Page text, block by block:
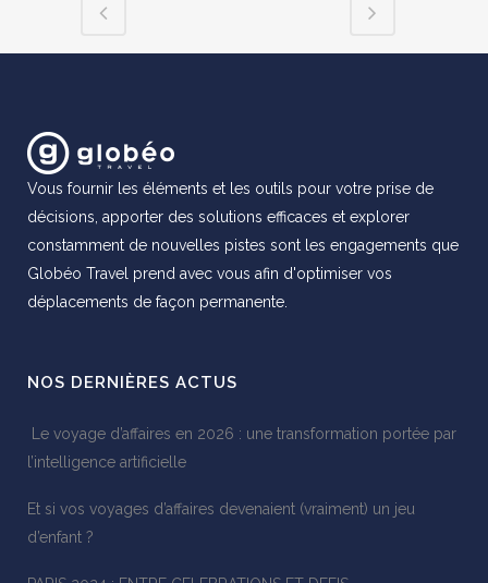
Vous fournir les éléments et les outils pour votre prise de
décisions, apporter des solutions efficaces et explorer
constamment de nouvelles pistes sont les engagements que
Globéo Travel prend avec vous afin d'optimiser vos
déplacements de façon permanente.
NOS DERNIÈRES ACTUS
Le voyage d’affaires en 2026 : une transformation portée par
l’intelligence artificielle
Et si vos voyages d’affaires devenaient (vraiment) un jeu
d’enfant ?